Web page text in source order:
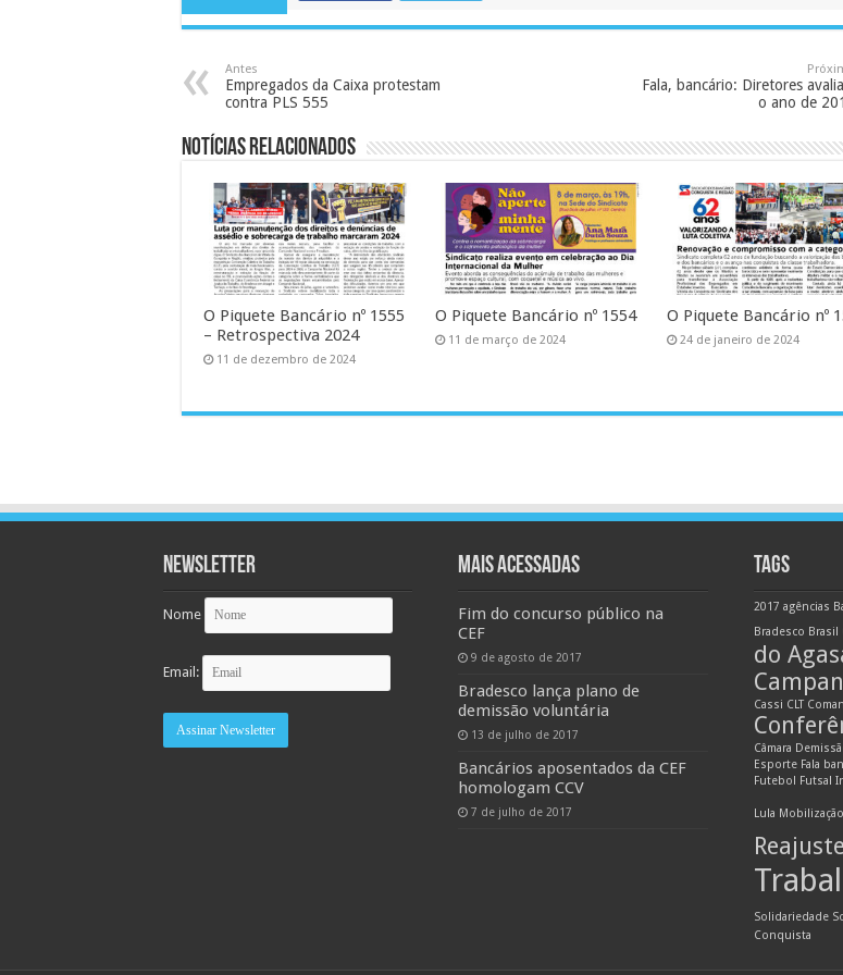
Antes
Empregados da Caixa protestam
contra PLS 555
Fala, bancário: Diretores
o ano de
Notícias Relacionados
O Piquete Bancário nº 1555
– Retrospectiva 2024
11 de dezembro de 2024
O Piquete Bancário nº 1554
11 de março de 2024
O Piquete Bancário nº
24 de janeiro de 2024
Newsletter
Nome
Email:
MAIS ACESSADAS
Fim do concurso público na
CEF
9 de agosto de 2017
Bradesco lança plano de
demissão voluntária
13 de julho de 2017
Bancários aposentados da CEF
homologam CCV
7 de julho de 2017
TAGS
2017 agências
Bradesco Brasil
do
Cassi CLT
Câmara
Esporte Fala
Futebol Futsal
Lula Mobilização
Reajuste
Solidariedade
Conquista